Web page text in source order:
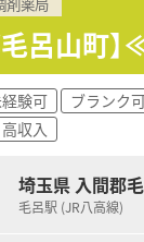
シフトも上手く
毎年新卒社員の
制度は充実して
コンプライアン
高度薬学管理、
分野に合わせた
復職前のサポー
子育てサポートに
■年間休日は125
毛呂山
験可 ブランク
高収入
埼玉県 入間郡
毛呂駅 (JR八高線)